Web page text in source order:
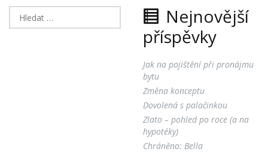
Vyhledávání
Nejnovější
příspěvky
Jak na pojištění při pronájmu
bytu
Změna konceptu
Dovolená s palačinkou
Zlato – pohled po roce (a na
hypotéky)
Chráněno: Bella